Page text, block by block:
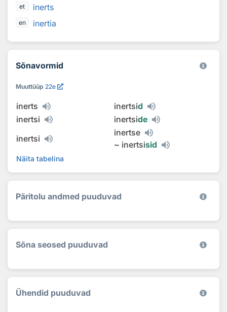
et inerts
en inertia
Sõnavormid
Muuttüüp 22e
inerts inertsid
inertsi
inertside
inertsi
inertse
~ inertsisid
Näita tabelina
Päritolu andmed puuduvad
Sõna seosed puuduvad
Ühendid puuduvad